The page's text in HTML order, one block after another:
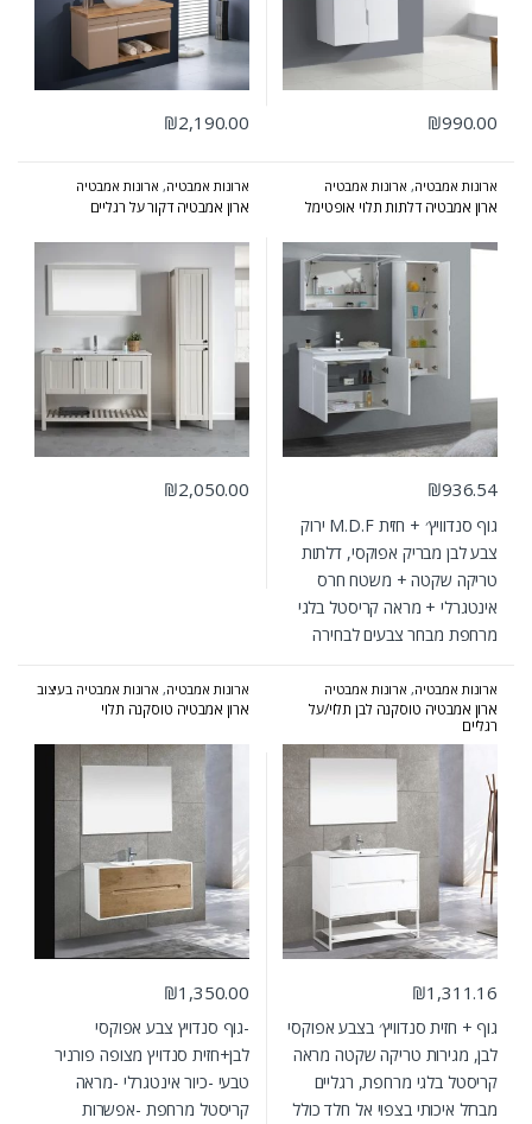
₪990.00
₪2,190.00
ארונות אמבטיה, ארונות אמבטיה
ארונות אמבטיה מרחפים
ארונות שירות
ארון אמבטיה דלתות תלוי אופטימל
₪936.54
גוף סנדוויץ׳ + חזית M.D.F ירוק
צבע לבן מבריק אפוקסי, דלתות
טריקה שקטה + משטח חרס
אינטגרלי + מראה קריסטל בלגי
מרחפת מבחר צבעים לבחירה
ארונות אמבטיה, ארונות אמבטיה
ארון אמבטיה דקור על רגליים
₪2,050.00
ארונות אמבטיה, ארונות אמבטיה
מעוצבים,ארונות אמבטיה מרחפים,
ארונות שירות
ארון אמבטיה טוסקנה לבן תלוי/על
רגליים
₪1,311.16
גוף + חזית סנדוויץ׳ בצבע אפוקסי
לבן, מגירות טריקה שקטה מראה
קריסטל בלגי מרחפת, רגליים
מברזל איכותי בצפוי אל חלד כולל
ארונות אמבטיה, ארונות אמבטיה בעיצוב
הייטקי,ארונות אמבטיה מעוצבים
ארונות אמבטיה מרחפים,ארונות
המומלצים של אולבט
ארון אמבטיה טוסקנה תלוי
₪1,350.00
-גוף סנדויץ צבע אפוקסי
לבן+חזית סנדויץ מצופה פורניר
טבעי -כיור אינטגרלי -מראה
קריסטל מרחפת -אפשרות